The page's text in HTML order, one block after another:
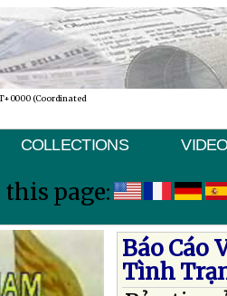
(Coordinated
COLLECTIONS
page:
Báo Cáo
Tình